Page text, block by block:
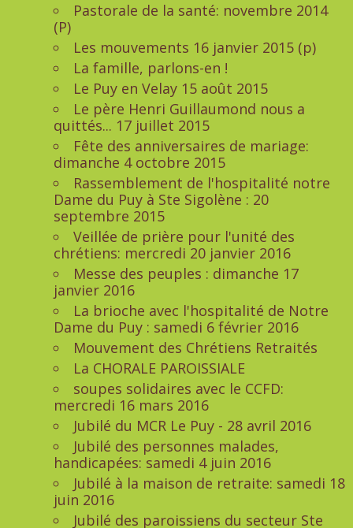
Pastorale de la santé: novembre 2014
(P)
Les mouvements 16 janvier 2015 (p)
La famille, parlons-en !
Le Puy en Velay 15 août 2015
Le père Henri Guillaumond nous a
quittés... 17 juillet 2015
Fête des anniversaires de mariage:
dimanche 4 octobre 2015
Rassemblement de l'hospitalité notre
Dame du Puy à Ste Sigolène : 20
septembre 2015
Veillée de prière pour l'unité des
chrétiens: mercredi 20 janvier 2016
Messe des peuples : dimanche 17
janvier 2016
La brioche avec l'hospitalité de Notre
Dame du Puy : samedi 6 février 2016
Mouvement des Chrétiens Retraités
La CHORALE PAROISSIALE
soupes solidaires avec le CCFD:
mercredi 16 mars 2016
Jubilé du MCR Le Puy - 28 avril 2016
Jubilé des personnes malades,
handicapées: samedi 4 juin 2016
Jubilé à la maison de retraite: samedi 18
juin 2016
Jubilé des paroissiens du secteur Ste